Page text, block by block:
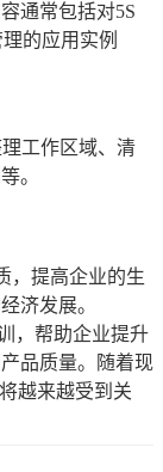
通常包括对5S
的应用实例
工作区域、清
。
，提高企业的生
济发展。
，帮助企业提升
品质量。随着现
越来越受到关